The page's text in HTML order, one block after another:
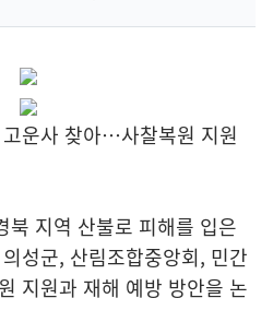
운사 찾아…사찰복원 지원
북 지역 산불로 피해를 입은
성군, 산림조합중앙회, 민간
지원과 재해 예방 방안을 논